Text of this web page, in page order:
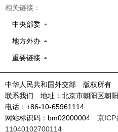
相关链接：
中央部委
地方外办
重要链接
中华人民共和国外交部 版权所有
联系我们 地址：北京市朝阳区朝
电话：+86-10-65961114
网站标识码：bm02000004 京ICP
11040102700114